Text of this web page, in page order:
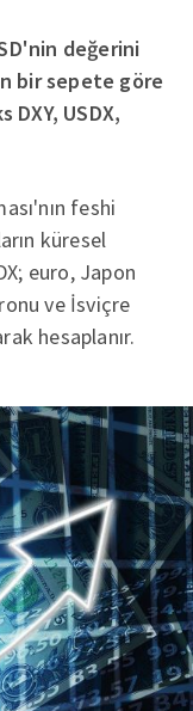
değerini
bir sepete göre
USDX,
feshi
küresel
euro, Japon
ve İsviçre
hesaplanır.